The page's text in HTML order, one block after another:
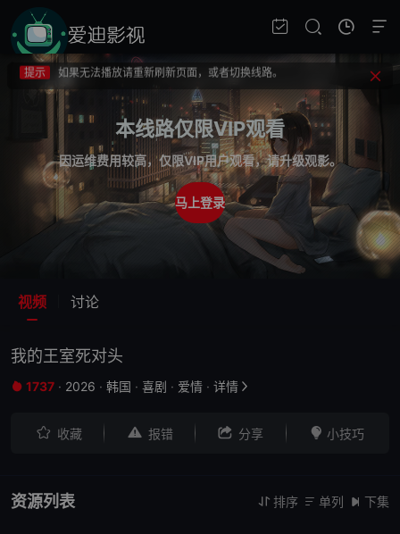
提示
提示
如果无法播放请重新刷新页面，或者切换线路。
提示
视频载入速度跟网速有关，请耐心等待几秒钟。
不要轻易相信视频中的广告，谨防上当受骗!
本线路仅限VIP观看
因运维费用较高，仅限VIP用户观看，请升级观影。
马上登录
视频 讨论
我的王室死对头
 1737 · 2026 · 韩国 · 喜剧 · 爱情 · 详情 
 收藏  报错  分享  小技巧
资源列表  排序  单列  下集